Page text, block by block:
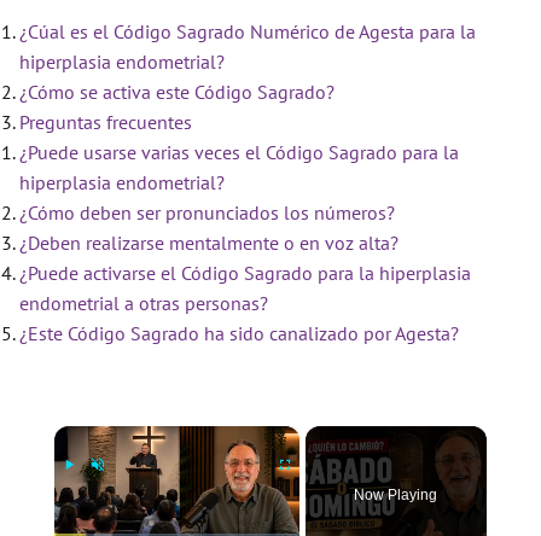
¿Cúal es el Código Sagrado Numérico de Agesta para la
hiperplasia endometrial?
¿Cómo se activa este Código Sagrado?
Preguntas frecuentes
¿Puede usarse varias veces el Código Sagrado para la
hiperplasia endometrial?
¿Cómo deben ser pronunciados los números?
¿Deben realizarse mentalmente o en voz alta?
¿Puede activarse el Código Sagrado para la hiperplasia
endometrial a otras personas?
¿Este Código Sagrado ha sido canalizado por Agesta?
×
Now Playing